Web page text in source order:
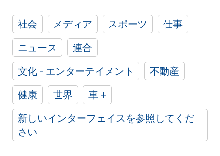
社会 メディア スポーツ
仕事
ニュース
連合
文化 - エンターテイメント
不動産
健康
世界
車 +
新しいインターフェイスを参照してくだ
さい